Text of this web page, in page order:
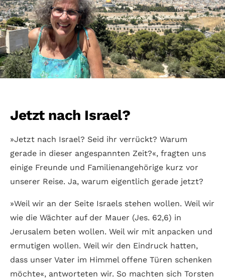
Jetzt nach Israel?
»Jetzt nach Israel? Seid ihr verrückt? Warum
gerade in dieser angespannten Zeit?«, fragten uns
einige Freunde und Familienangehörige kurz vor
unserer Reise. Ja, warum eigentlich gerade jetzt?
»Weil wir an der Seite Israels stehen wollen. Weil wir
wie die Wächter auf der Mauer (Jes. 62,6) in
Jerusalem beten wollen. Weil wir mit anpacken und
ermutigen wollen. Weil wir den Eindruck hatten,
dass unser Vater im Himmel offene Türen schenken
möchte«, antworteten wir. So machten sich Torsten